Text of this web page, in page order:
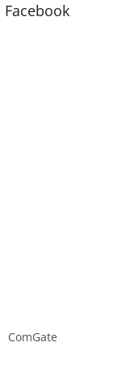
Facebook
ComGate